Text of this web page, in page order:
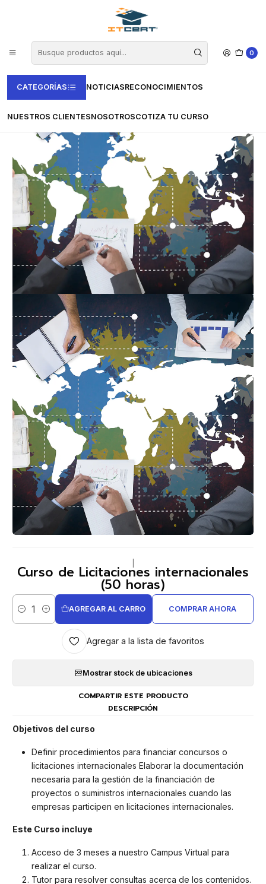
0
CATEGORÍAS NOTICIASRECONOCIMIENTOS
NUESTROS CLIENTESNOSOTROSCOTIZA TU CURSO
Vertice Comercio y Marketing
Curso de Licitaciones internacionales (50 horas)
Curso de Licitaciones internacionales
(50 horas)
Cantidad
AGREGAR AL CARRO COMPRAR AHORA
Agregar a la lista de favoritos
Mostrar stock de ubicaciones
COMPARTIR ESTE PRODUCTO
DESCRIPCIÓN
Objetivos del curso
Definir procedimientos para financiar concursos o
licitaciones internacionales Elaborar la documentación
necesaria para la gestión de la financiación de
proyectos o suministros internacionales cuando las
empresas participen en licitaciones internacionales.
Este Curso incluye
Acceso de 3 meses a nuestro Campus Virtual para
realizar el curso.
Tutor para resolver consultas acerca de los contenidos.